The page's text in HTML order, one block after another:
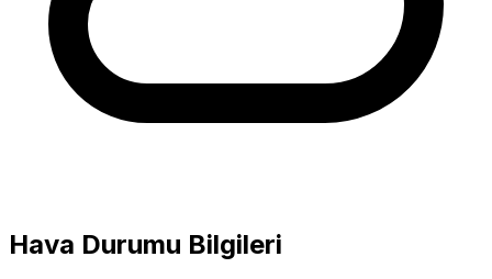
Hava Durumu Bilgileri